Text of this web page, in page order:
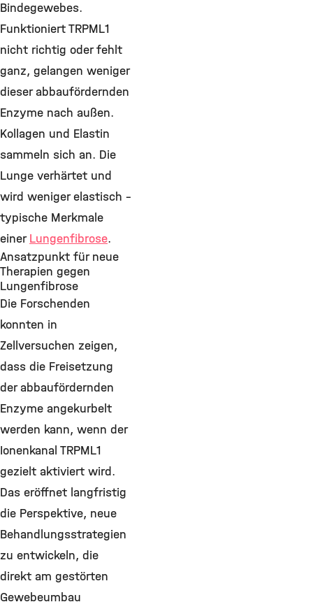
Bindegewebes.
Funktioniert TRPML1
nicht richtig oder fehlt
ganz, gelangen weniger
dieser abbaufördernden
Enzyme nach außen.
Kollagen und Elastin
sammeln sich an. Die
Lunge verhärtet und
wird weniger elastisch –
typische Merkmale
einerLungenfibrose.
Ansatzpunkt für neue
Therapien gegen
Lungenfibrose
Die Forschenden
konnten in
Zellversuchen zeigen,
dass die Freisetzung
der abbaufördernden
Enzyme angekurbelt
werden kann, wenn der
Ionenkanal TRPML1
gezielt aktiviert wird.
Das eröffnet langfristig
die Perspektive, neue
Behandlungsstrategien
zu entwickeln, die
direkt am gestörten
Gewebeumbau